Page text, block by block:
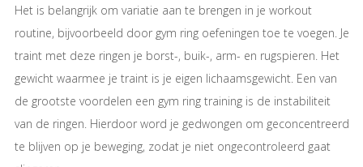
Het is belangrijk om variatie aan te brengen in je workout
routine, bijvoorbeeld door gym ring oefeningen toe te voegen. Je
traint met deze ringen je borst-, buik-, arm- en rugspieren. Het
gewicht waarmee je traint is je eigen lichaamsgewicht. Een van
de grootste voordelen een gym ring training is de instabiliteit
van de ringen. Hierdoor word je gedwongen om geconcentreerd
te blijven op je beweging, zodat je niet ongecontroleerd gaat